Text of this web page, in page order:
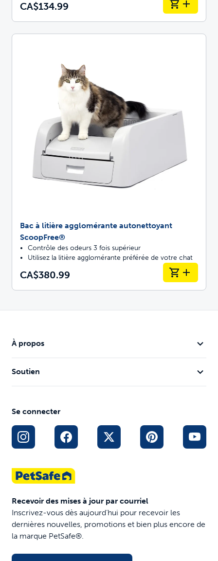
CA$134.99
Bac à litière agglomérante autonettoyant
ScoopFree®
Contrôle des odeurs 3 fois supérieur
Utilisez la litière agglomérante préférée de votre chat
CA$380.99
À propos
Soutien
Se connecter
Recevoir des mises à jour par courriel
Inscrivez-vous dès aujourd’hui pour recevoir les
dernières nouvelles, promotions et bien plus encore de
la marque PetSafe®.